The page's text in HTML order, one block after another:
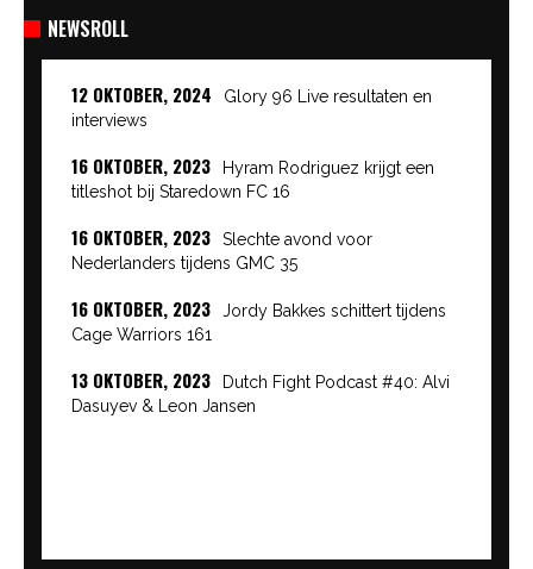
NEWSROLL
12 OKTOBER, 2024
Glory 96 Live resultaten en
interviews
16 OKTOBER, 2023
Hyram Rodriguez krijgt een
titleshot bij Staredown FC 16
16 OKTOBER, 2023
Slechte avond voor
Nederlanders tijdens GMC 35
16 OKTOBER, 2023
Jordy Bakkes schittert tijdens
Cage Warriors 161
13 OKTOBER, 2023
Dutch Fight Podcast #40: Alvi
Dasuyev & Leon Jansen